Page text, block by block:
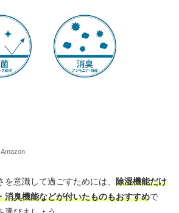
意識して過ごすためには、 除湿機能だけ
消臭機能などが付いたものもおすすめで